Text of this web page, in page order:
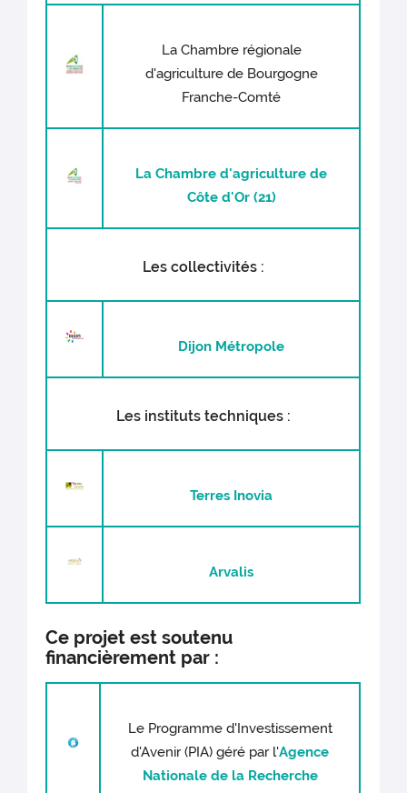
La Chambre régionale
d'agriculture de Bourgogne
Franche-Comté
La Chambre d'agriculture de
Côte d'Or (21)
Les collectivités :
Dijon Métropole
Les instituts techniques :
Terres Inovia
Arvalis
Ce projet est soutenu
financièrement par :
Le Programme d'Investissement
d'Avenir (PIA) géré par l'Agence
Nationale de la Recherche